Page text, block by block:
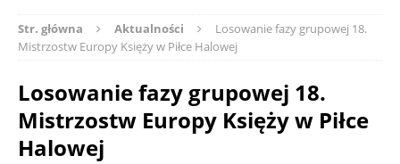
Str. główna Aktualności
Losowanie fazy grupowej 18.
Mistrzostw Europy Księży w Piłce Halowej
Losowanie fazy grupowej 18.
Mistrzostw Europy Księży w Piłce
Halowej